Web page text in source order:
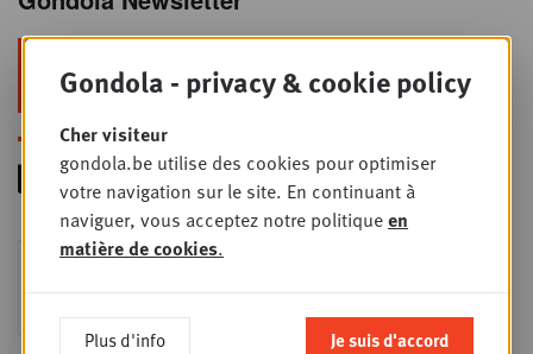
foodservice !
MER
Foodservice - Joint
Intro to Negotiation: Succes aan de
onderhandelingstafel is geen toeval!
Gondola - privacy & cookie policy
Cher visiteur
gondola.be utilise des cookies pour optimiser
votre navigation sur le site. En continuant à
naviguer, vous acceptez notre politiqueen
matière de cookies.
Plus d'info Je suis d'accord